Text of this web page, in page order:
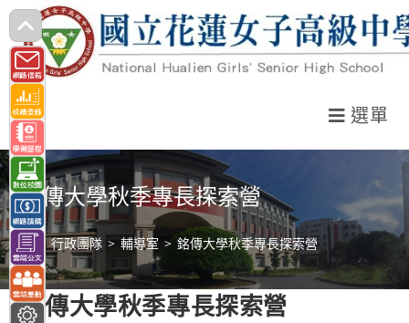
跳
轉
至
主
要
內
容
選單
銘傳大學秋季專長探索營
> 行政團隊 > 輔導室 > 銘傳大學秋季專長探索營
銘傳大學秋季專長探索營